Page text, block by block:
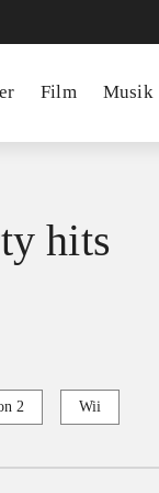
Film Musik
hits
2 Wii